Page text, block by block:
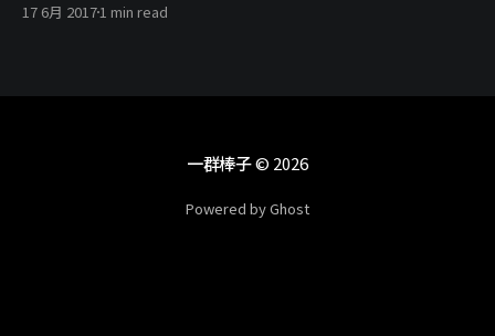
一次外接硬碟壞軌就順手記錄了一下過程。 指令 首先先打
換成你的槽，就會看到如下圖的過程 整個硬碟掃描完成，
17 6月 20171 min read
一群棒子© 2026
Powered by Ghost